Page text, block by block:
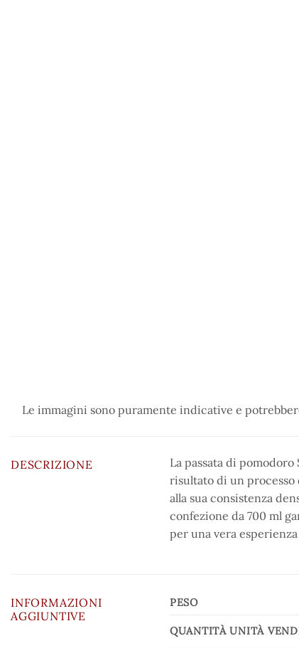
Le immagini sono puramente indicative e
DESCRIZIONE
La passata di
risultato di un processo
alla sua consistenza
confezione da 700 ml
per una vera
INFORMAZIONI
AGGIUNTIVE
PESO
QUANTITÀ UNITÀ